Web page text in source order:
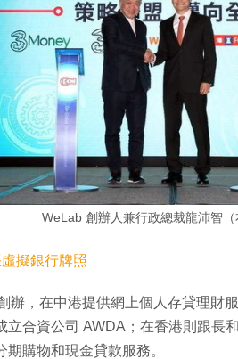
WeLab 創辦人兼行政總裁龍沛智（
擬銀行牌照
辦，在中港提供網上個人存貸理財
立合資公司 AWDA；在香港則跟長
購物和現金貸款服務。